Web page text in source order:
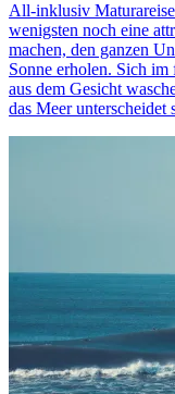
All-inklusiv
wenigsten noch eine
machen, den ganzen
Sonne erholen. Sich
aus dem Gesicht
das Meer